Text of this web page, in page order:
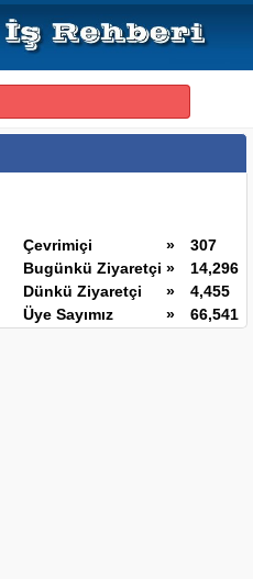
Çevrimiçi »
307
Bugünkü Ziyaretçi »
14,296
Dünkü Ziyaretçi
»
4,455
Üye Sayımız
» 66,541